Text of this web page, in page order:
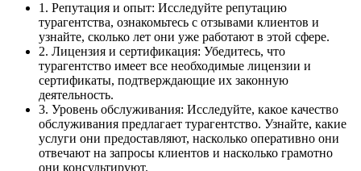
1. Репутация и опыт: Исследуйте репутацию
турагентства, ознакомьтесь с отзывами клиентов и
узнайте, сколько лет они уже работают в этой сфере.
2. Лицензия и сертификация: Убедитесь, что
турагентство имеет все необходимые лицензии и
сертификаты, подтверждающие их законную
деятельность.
3. Уровень обслуживания: Исследуйте, какое качество
обслуживания предлагает турагентство. Узнайте, какие
услуги они предоставляют, насколько оперативно они
отвечают на запросы клиентов и насколько грамотно
они консультируют.